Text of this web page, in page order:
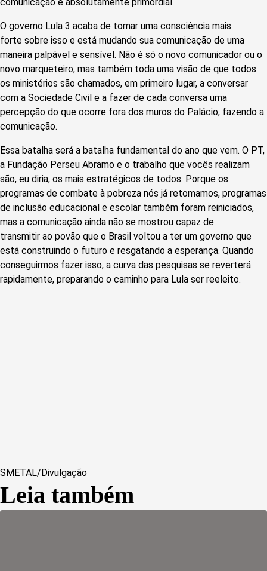
O governo Lula 3 acaba de tomar uma consciência mais
forte sobre isso e está mudando sua comunicação de uma
maneira palpável e sensível. Não é só o novo comunicador ou o
novo marqueteiro, mas também toda uma visão de que todos
os ministérios são chamados, em primeiro lugar, a conversar
com a Sociedade Civil e a fazer de cada conversa uma
percepção do que ocorre fora dos muros do Palácio, fazendo a
comunicação.
Essa batalha será a batalha fundamental do ano que vem. O PT,
a Fundação Perseu Abramo e o trabalho que vocês realizam
são, eu diria, os mais estratégicos de todos. Porque os
programas de combate à pobreza nós já retomamos, programas
de inclusão educacional e escolar também foram reiniciados,
mas a comunicação ainda não se mostrou capaz de
transmitir ao povão que o Brasil voltou a ter um governo que
está construindo o futuro e resgatando a esperança. Quando
conseguirmos fazer isso, a curva das pesquisas se reverterá
rapidamente, preparando o caminho para Lula ser reeleito.
SMETAL/Divulgação
Leia também